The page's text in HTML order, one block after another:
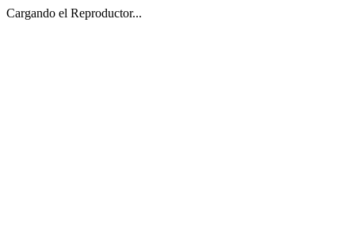
Cargando el Reproductor...